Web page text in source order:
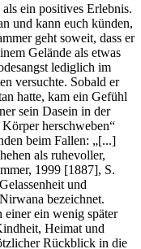
ein positives Erlebnis.
und kann euch künden,
geht soweit, dass er
Gelände als etwas
lediglich im
versuchte. Sobald er
hatte, kam ein Gefühl
sein Dasein in der
herschweben“
beim Fallen: „[...]
als ruhevoller,
1999 [1887], S.
und
bezeichnet.
ein wenig später
Heimat und
Rückblick in die